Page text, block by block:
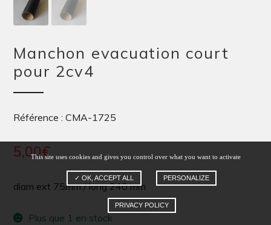
Manchon evacuation court
pour 2cv4
Référence : CMA-1725
5,00€
diam ext 75mm / long 240 mm
Plus que 1 en stock
This site uses cookies and gives you control over what you want to activate
✓ OK, ACCEPT ALL PERSONALIZE
PRIVACY POLICY